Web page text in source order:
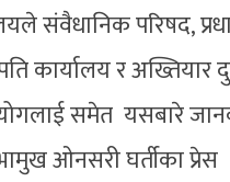
संवैधानिक परिषद,
कार्यालय र
समेत यसबारे
ओनसरी घर्तीका प्रेस